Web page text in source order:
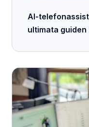
AI-
ultimata guiden